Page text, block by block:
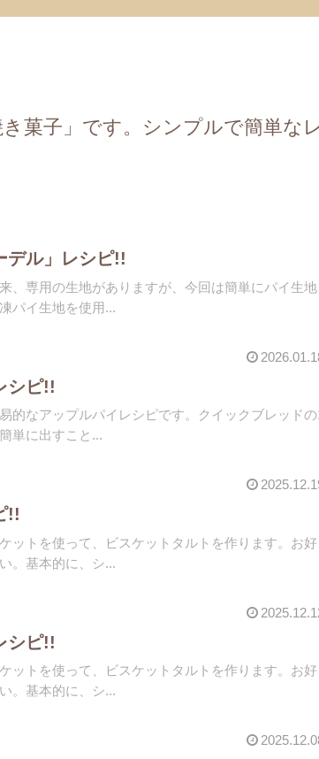
菓子」です。シンプルで簡単な
デル」レシピ!!
、専用の生地がありますが、今回は簡単にパイ生地
パイ生地を使用...
シピ!!
的なアップルパイレシピです。クイックブレッドの
単に出すこと...
!!
ットを使って、ビスケットタルトを作ります。お好
。基本的に、シ...
シピ!!
ットを使って、ビスケットタルトを作ります。お好
。基本的に、シ...